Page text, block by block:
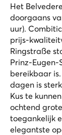
Het
doorgaans
uur).
prijs-
Ringstraße
Prinz-Eugen-
bereikbaar
dagen is
Kus te
ochtend
toegankelijk
elegantste